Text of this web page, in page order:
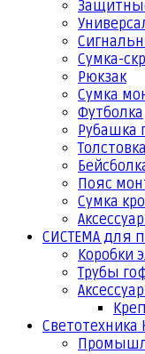
Сумка-
Рюкзак
Сумка
Футболка
Рубашка
Пояс
Сумка
СИСТЕМА для
Коробки
Трубы
Светотехника